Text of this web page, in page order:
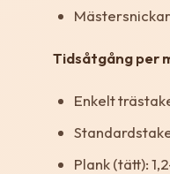
Tidsåtgång per
Enkelt
Plank (tätt):